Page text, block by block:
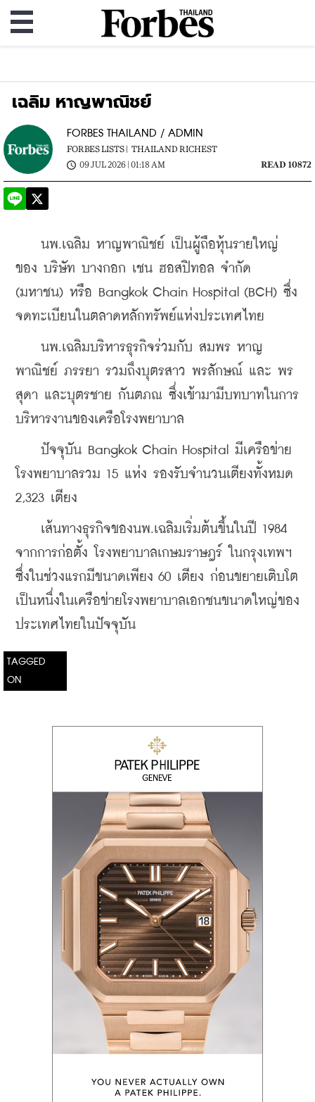
เฉลิม หาญพาณิชย์
FORBES THAILAND / ADMIN
FORBES LISTS |
THAILAND RICHEST
09 JUL 2026 | 01:18 AM
READ 10872
นพ.เฉลิม หาญพาณิชย์ เป็นผู้ถือหุ้นรายใหญ่
ของ บริษัท บางกอก เชน ฮอสปิทอล จำกัด
(มหาชน) หรือ Bangkok Chain Hospital (BCH) ซึ่ง
จดทะเบียนในตลาดหลักทรัพย์แห่งประเทศไทย
นพ.เฉลิมบริหารธุรกิจร่วมกับ สมพร หาญ
พาณิชย์ ภรรยา รวมถึงบุตรสาว พรลักษณ์ และ พร
สุดา และบุตรชาย กันตภณ ซึ่งเข้ามามีบทบาทในการ
บริหารงานของเครือโรงพยาบาล
ปัจจุบัน Bangkok Chain Hospital มีเครือข่าย
โรงพยาบาลรวม 15 แห่ง รองรับจำนวนเตียงทั้งหมด
2,323 เตียง
เส้นทางธุรกิจของนพ.เฉลิมเริ่มต้นขึ้นในปี 1984
จากการก่อตั้ง โรงพยาบาลเกษมราษฎร์ ในกรุงเทพฯ
ซึ่งในช่วงแรกมีขนาดเพียง 60 เตียง ก่อนขยายเติบโต
เป็นหนึ่งในเครือข่ายโรงพยาบาลเอกชนขนาดใหญ่ของ
ประเทศไทยในปัจจุบัน
TAGGED
ON